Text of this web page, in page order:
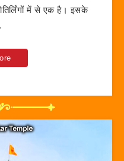
में से एक है। इसके